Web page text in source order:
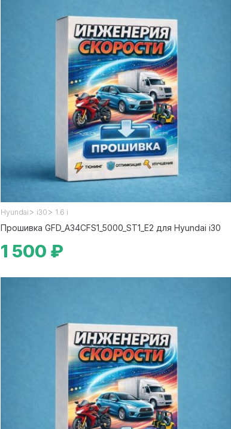
Hyundai > i30 > 1.6 i
Прошивка GFD_A34CFS1_5000_ST1_E2 для Hyundai i30
1 500 ₽